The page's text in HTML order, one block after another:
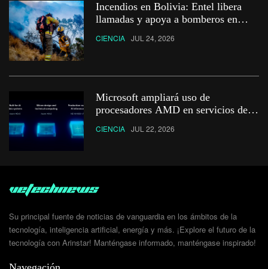
Incendios en Bolivia: Entel libera
llamadas y apoya a bomberos en
CIENCIA JUL 24, 2026
Microsoft ampliará uso de
procesadores AMD en servicios de
CIENCIA JUL 22, 2026
Su principal fuente de noticias de vanguardia en los ámbitos de la
tecnología, inteligencia artificial, energía y más. ¡Explore el futuro de la
tecnología con Arinstar! Manténgase informado, manténgase inspirado!